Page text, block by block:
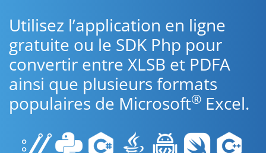
Utilisez l’application en ligne
gratuite ou le SDK Php pour
convertir entre XLSB et PDFA
ainsi que plusieurs formats
populaires de Microsoft® Excel.